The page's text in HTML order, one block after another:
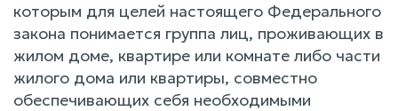
которым для целей настоящего Федерального
закона понимается группа лиц, проживающих в
жилом доме, квартире или комнате либо части
жилого дома или квартиры, совместно
обеспечивающих себя необходимыми